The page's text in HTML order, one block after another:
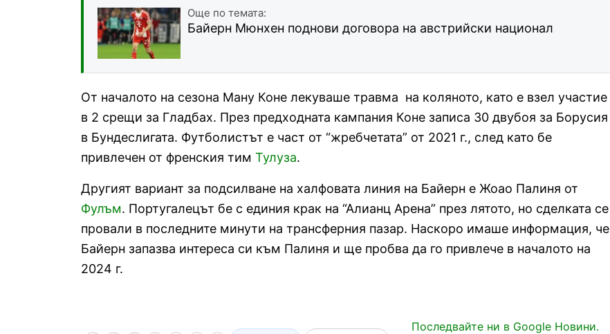
Още по темата:
Байерн Мюнхен поднови договора на австрийски национал
От началото на сезона Ману Коне лекуваше травма на коляното, като е взел участие
в 2 срещи за Гладбах. През предходната кампания Коне записа 30 двубоя за Борусия
в Бундеслигата. Футболистът е част от “жребчетата” от 2021 г., след като бе
привлечен от френския тим Тулуза.
Другият вариант за подсилване на халфовата линия на Байерн е Жоао Палиня от
Фулъм. Португалецът бе с единия крак на “Алианц Арена” през лятото, но сделката се
провали в последните минути на трансферния пазар. Наскоро имаше информация, че
Байерн запазва интереса си към Палиня и ще пробва да го привлече в началото на
2024 г.
Последвайте ни в Google Новини.